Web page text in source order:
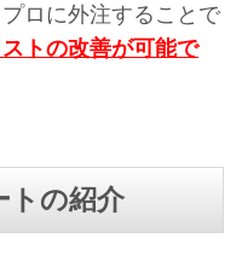
ロに外注することで
トの改善が可能で
トの紹介